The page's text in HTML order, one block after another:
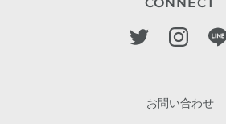
お問い合わせ